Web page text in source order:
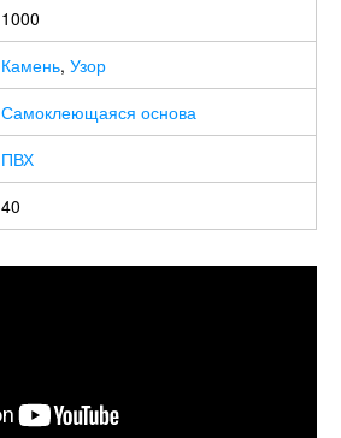
1000
Камень, Узор
Самоклеющаяся основа
ПВХ
40